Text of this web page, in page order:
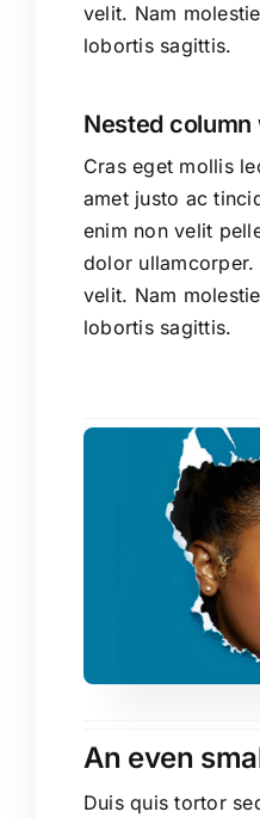
velit. Nam
lobortis sagittis.
Nested column
Cras eget mollis
amet justo ac
enim non velit
dolor
velit. Nam
lobortis sagittis.
An even
Duis quis tortor